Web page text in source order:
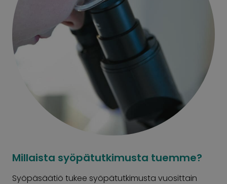
Millaista syöpätutkimusta tuemme?
Syöpäsäätiö tukee syöpätutkimusta vuosittain